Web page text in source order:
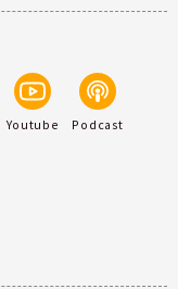
Youtube Podcast